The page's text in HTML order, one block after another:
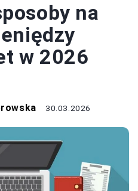
na
w 2026
30.03.2026